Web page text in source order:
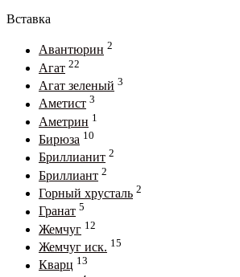
Вставка
Авантюрин 2
Агат 22
Агат зеленый 3
Аметист 3
Аметрин 1
Бирюза 10
Бриллианит 2
Бриллиант 2
Горный хрусталь 2
Гранат 5
Жемчуг 12
Жемчуг иск. 15
Кварц 13